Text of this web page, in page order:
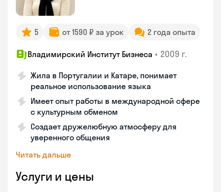
5 от 1590 ₽ за урок 2 года опыта
Владимирский Институт Бизнеса • 2009 г.
Жила в Португалии и Катаре, понимает
реальное использование языка
Имеет опыт работы в международной сфере
с культурным обменом
Создает дружелюбную атмосферу для
уверенного общения
Читать дальше
Услуги и цены